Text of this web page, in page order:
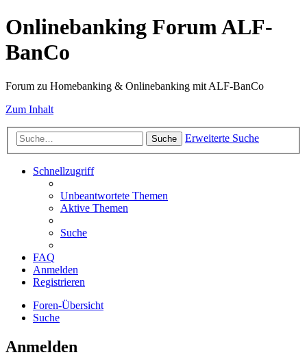
Onlinebanking Forum ALF-
BanCo
Forum zu Homebanking & Onlinebanking mit ALF-BanCo
Zum Inhalt
Suche Erweiterte Suche
Schnellzugriff
Unbeantwortete Themen
Aktive Themen
Suche
FAQ
Anmelden
Registrieren
Foren-Übersicht
Suche
Anmelden